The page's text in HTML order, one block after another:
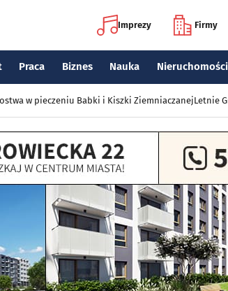
Imprezy Firmy
Praca Biznes Nauka Nieruchomości
w pieczeniu Babki i Kiszki ZiemniaczanejLetnie